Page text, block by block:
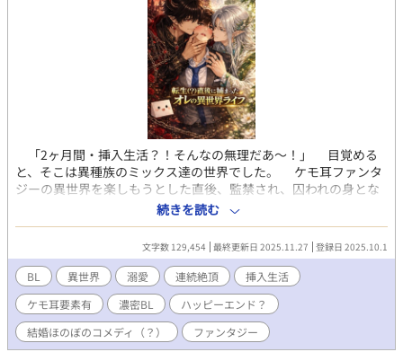
「2ヶ月間・挿入生活？！そんなの無理だあ〜！」 目覚める
と、そこは異種族のミックス達の世界でした。 ケモ耳ファンタ
ジーの異世界を楽しもうとした直後、監禁され、囚われの身とな
った侑凪の、異世界ライフは、思い通りには行かない事の連続で
す。 11年前に厨二病を拗らせて行った、召喚の儀式の慰謝料を
請求され、多額の借金を背負ったかと思えば、どういう訳か、オ
レ様魔王と、ヤンデレエルフの精霊王の２人から迫られる。 2
ヶ月耐久挿入生活に、悪魔や、魔者にも襲われる？！異世界ペッ
トも加わり、賑やかで、摩訶不思議な毎日の連続です。 異世界
の常識に振り回される、旦那様の溺愛が止まらない、はちゃめち
ゃ、ファンタジーです。愛の魔力注入も止まらない？ ※濃厚なシ
ーンが有ります。 （苦手な方は、気を付けて､､､細心の注意を払
続きを読む
文字数 129,454 最終更新日 2025.11.27 登録日 2025.10.1
BL 異世界 溺愛 連続絶頂
挿入生活
ケモ耳要素有
濃密BL
ハッピーエンド？
結婚ほのぼのコメディ（？）
ファンタジー